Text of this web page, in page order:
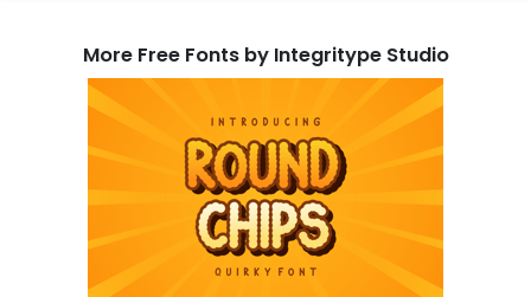
More Free Fonts by Integritype Studio